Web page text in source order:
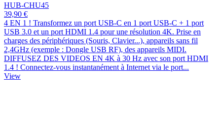
HUB-CHU45
39,90 €
4 EN 1 ! Transformez un port USB-C en 1 port USB-C + 1 port
USB 3.0 et un port HDMI 1.4 pour une résolution 4K. Prise en
charges des périphériques (Souris, Clavier...), appareils sans fil
2,4GHz (exemple : Dongle USB RF), des appareils MIDI.
DIFFUSEZ DES VIDEOS EN 4K à 30 Hz avec son port HDMI
1.4 ! Connectez-vous instantanément à Internet via le port...
View